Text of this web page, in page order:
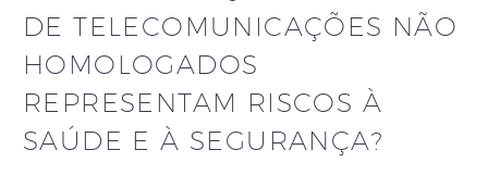
DE TELECOMUNICAÇÕES NÃO
HOMOLOGADOS
REPRESENTAM RISCOS À
SAÚDE E À SEGURANÇA?